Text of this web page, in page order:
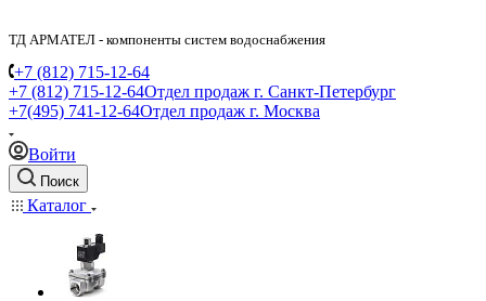
ТД АРМАТЕЛ - компоненты систем водоснабжения
+7 (812) 715-12-64
+7 (812) 715-12-64Отдел продаж г. Санкт-Петербург
+7(495) 741-12-64Отдел продаж г. Москва
Войти
Поиск
Каталог